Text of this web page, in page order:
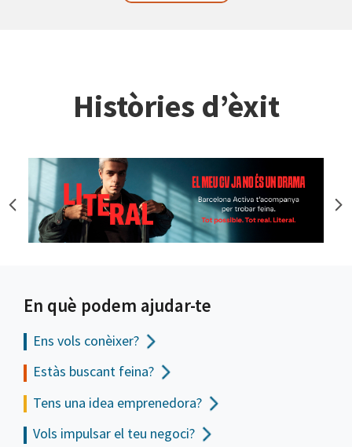
Històries d’èxit
En què podem ajudar-te
Ens vols conèixer?
Estàs buscant feina?
Tens una idea emprenedora?
Vols impulsar el teu negoci?